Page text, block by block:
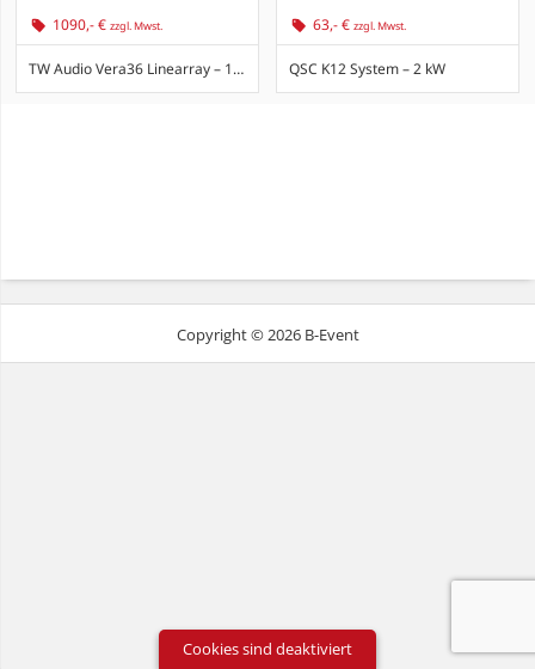
TW Audio Vera36 Linearray – 12 kW
1090,- €zzgl. Mwst.
QSC K12 System – 2 kW
63,- € zzgl. Mwst.
Copyright © 2026 B-Event
Cookies sind deaktiviert